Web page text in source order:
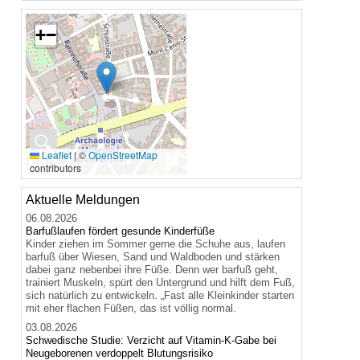
🔍
+−
Leaflet |©OpenStreetMap
contributors
Aktuelle Meldungen
06.08.2026
Barfußlaufen fördert gesunde Kinderfüße
Kinder ziehen im Sommer gerne die Schuhe aus, laufen
barfuß über Wiesen, Sand und Waldboden und stärken
dabei ganz nebenbei ihre Füße. Denn wer barfuß geht,
trainiert Muskeln, spürt den Untergrund und hilft dem Fuß,
sich natürlich zu entwickeln. „Fast alle Kleinkinder starten
mit eher flachen Füßen, das ist völlig normal.
03.08.2026
Schwedische Studie: Verzicht auf Vitamin-K-Gabe bei
Neugeborenen verdoppelt Blutungsrisiko